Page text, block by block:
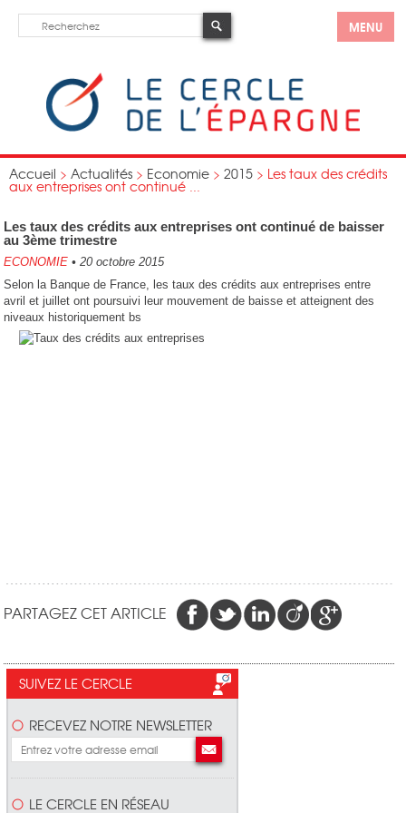
MENU
Accueil > Actualités > Economie > 2015 > Les taux des crédits
aux entreprises ont continué ...
Les taux des crédits aux entreprises ont continué de baisser
au 3ème trimestre
ECONOMIE • 20 octobre 2015
Selon la Banque de France, les taux des crédits aux entreprises entre
avril et juillet ont poursuivi leur mouvement de baisse et atteignent des
niveaux historiquement bs
PARTAGEZ CET ARTICLE
SUIVEZ LE CERCLE
RECEVEZ NOTRE NEWSLETTER
LE CERCLE EN RÉSEAU